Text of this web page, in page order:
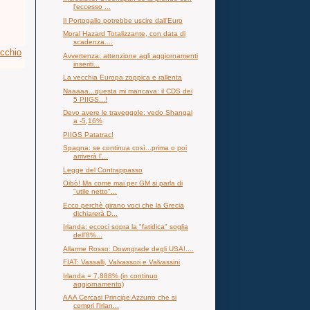
l'eccesso ...
Il Portogallo potrebbe uscire dall'Euro
Moral Hazard Totalizzante, con data di
scadenza....
Avvertenza: attenzione agli aggiornamenti
inseriti...
La vecchia Europa zoppica e rallenta
Naaaaa...questa mi mancava: il CDS dei
5 PIIGS...!
Devo avere le traveggole: vedo Shangai
a -5,16%
PIIGS Patatrac!
Spagna: se continua così...prima o poi
arriverà l'...
Legge del Contrappasso
Oibò! Ma come mai per GM si parla di
"utile netto"...
Ecco perchè girano voci che la Grecia
dichiarerà D...
Irlanda: eccoci sopra la "fatidica" soglia
dell'8%...
Allarme Rosso: Downgrade degli USA!....
FIAT: Vassalli, Valvassori e Valvassini
Irlanda = 7,888% (in continuo
aggiornamento)
AAA Cercasi Principe Azzurro che si
compri l'Irlan...